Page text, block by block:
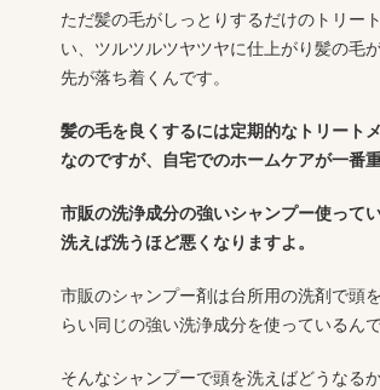
ただ髪の毛がしっとりするだけのトリー
い、ツルツルツヤツヤに仕上がり髪の毛
先が落ち着くんです。
髪の毛を良くするには定期的なトリート
なのですが、自宅でのホームケアが一番重
市販の洗浄成分の強いシャンプー使って
洗えば洗うほど悪くなりますよ。
市販のシャンプー剤は台所用の洗剤で頭
らい同じの強い洗浄成分を使っているんで
そんなシャンプーで頭を洗えばどうなる